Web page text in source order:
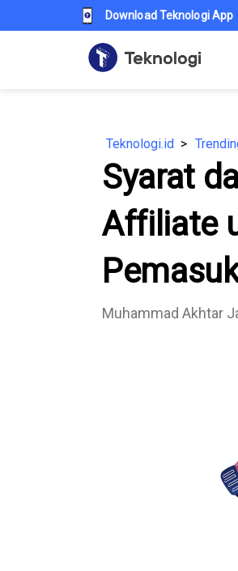
Download Teknologi App
Teknologi.id
Syarat
Affiliate
Muhammad Akhtar